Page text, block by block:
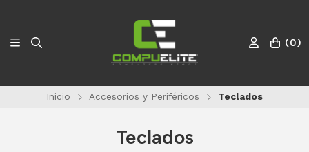
(0)
Inicio Accesorios y Periféricos Teclados
Teclados